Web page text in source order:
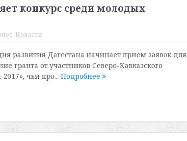
конкурс среди молодых
, Новости
развития Дагестана начинает прием заявок для
гранта от участников Северо-Кавказского
чьи про... Подробнее